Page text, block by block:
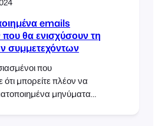
emails
θα ενισχύσουν τη
συμμετεχόντων
που
μπορείτε πλέον να
μηνύματα